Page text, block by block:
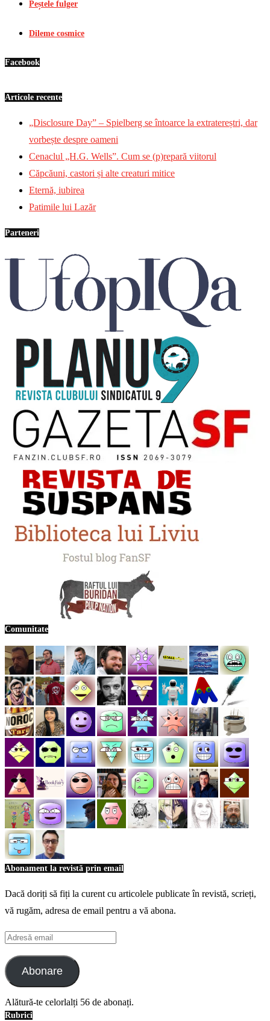
Peștele fulger
Dileme cosmice
Facebook
Articole recente
„Disclosure Day” – Spielberg se întoarce la extratereștri, dar
vorbește despre oameni
Cenaclul „H.G. Wells”. Cum se (p)repară viitorul
Căpcăuni, castori și alte creaturi mitice
Eternă, iubirea
Patimile lui Lazăr
Parteneri
Comunitate
Abonament la revistă prin email
Dacă doriți să fiți la curent cu articolele publicate în revistă, scrieți,
vă rugăm, adresa de email pentru a vă abona.
Adresă
email
Abonare
Alătură-te celorlalți 56 de abonați.
Rubrici